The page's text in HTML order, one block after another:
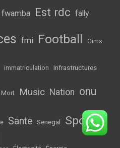
fwamba Est rdc fally
fmi Football Gims
immatriculation Infrastructures
Mort Music Nation onu
Sante Senegal Sport